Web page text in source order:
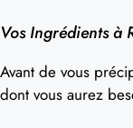
Vos Ingrédients à
Avant de vous
dont vous aurez